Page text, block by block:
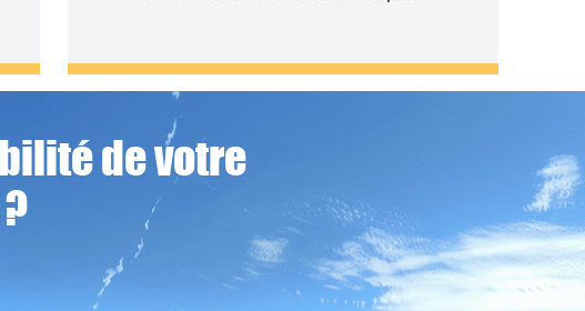
de votre